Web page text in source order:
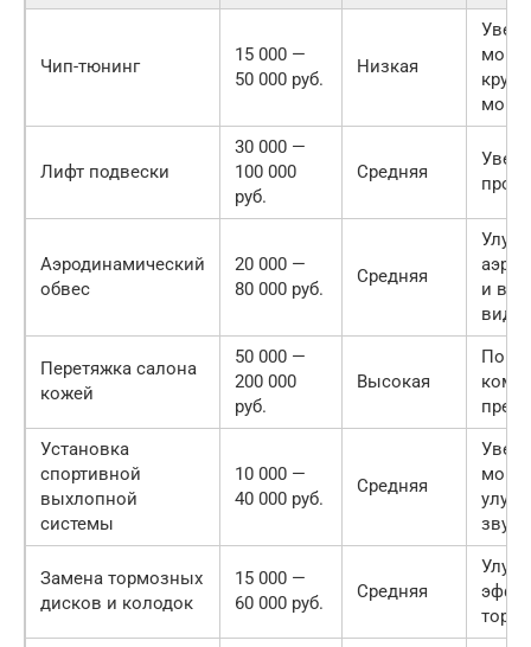
Чип-тюнинг
15 000 —
50 000 руб.
Низкая
Лифт подвески
30 000 —
100 000
руб.
Средняя
Аэродинамический
обвес
20 000 —
80 000 руб.
Средняя
и
вида
Перетяжка салона
кожей
50 000 —
200 000
руб.
Высокая
Установка
спортивной
выхлопной
системы
10 000 —
40 000 руб.
Средняя
звука
Замена тормозных
дисков и колодок
15 000 —
60 000 руб.
Средняя